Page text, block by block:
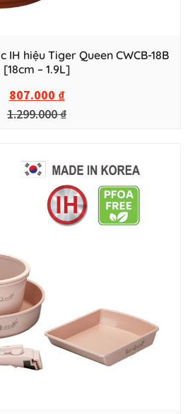
IH hiệu Tiger Queen CWCB-18B
[18cm – 1.9L]
1.299.000₫
807.000 ₫